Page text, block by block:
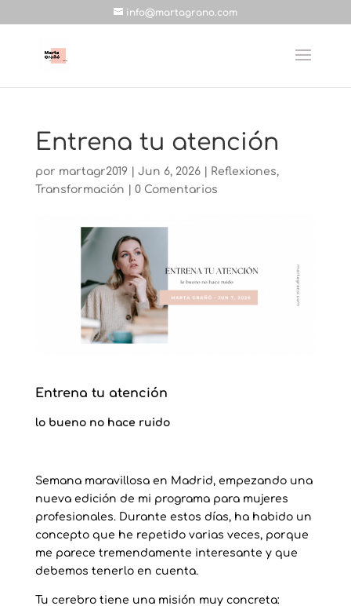
info@martagrano.com
Entrena tu atención
por martagr2019| Jun 6, 2026| Reflexiones,
Transformación
0 Comentarios
Entrena tu atención
lo bueno no hace ruido
Semana maravillosa en Madrid, empezando una
nueva edición de mi programa para mujeres
profesionales. Durante estos días, ha habido un
concepto que he repetido varias veces, porque
me parece tremendamente interesante y que
debemos tenerlo en cuenta.
Tu cerebro tiene una misión muy concreta: